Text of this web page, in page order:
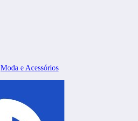
Moda e Acessórios